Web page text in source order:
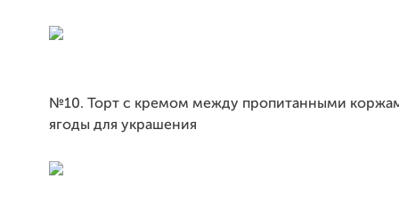
№10. Торт с кремом между пропитанными
ягоды для украшения